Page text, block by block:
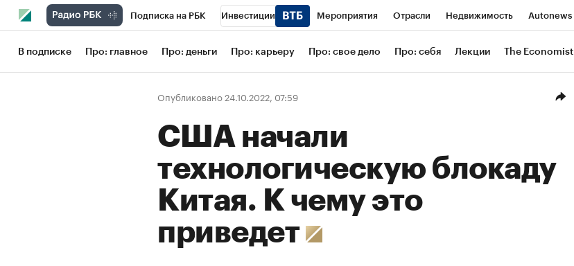
Подписка на РБК Инвестиции Мероприятия Отрасли Недвижимость Autonews
Школа управления РБК РБК Образование РБК Life Тренды Визионеры
Рынок наличной валюты
В подписке Про: главное Про: деньги Про: карьеру Про: свое дело Про: себя Лекции The Economist
Опубликовано 24.10.2022, 07:59
США начали
технологическую блокаду
Китая. К чему это
приведет